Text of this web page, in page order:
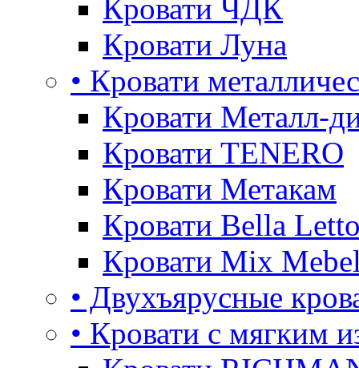
Кровати ЧДК
Кровати Луна
• Кровати
Кровати Металл-
Кровати TENERO
Кровати Метакам
Кровати Bella
Кровати Mix
• Двухъярусные
• Кровати с мягким